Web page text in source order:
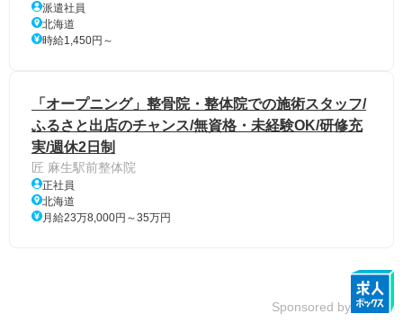
派遣社員
北海道
時給1,450円～
「オープニング」整骨院・整体院での施術スタッフ/
ふるさと出店のチャンス/無資格・未経験OK/研修充
実/週休2日制
匠 麻生駅前整体院
正社員
北海道
月給23万8,000円～35万円
Sponsored by